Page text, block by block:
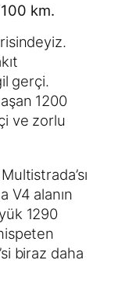
km.
gerçi.
1200
ve zorlu
V4 alanın
1290
biraz daha